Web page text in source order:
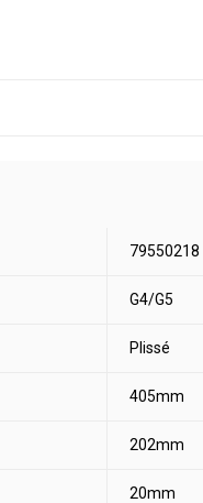
79550218
G4/G5
Plissé
405mm
202mm
20mm